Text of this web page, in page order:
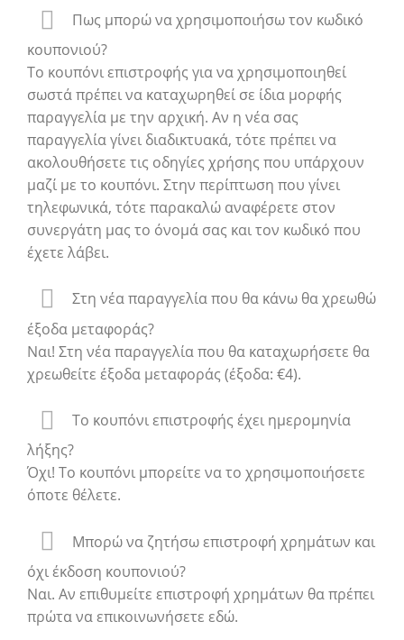
Πως μπορώ να χρησιμοποιήσω τον κωδικό
κουπονιού?
Το κουπόνι επιστροφής για να χρησιμοποιηθεί
σωστά πρέπει να καταχωρηθεί σε ίδια μορφής
παραγγελία με την αρχική. Αν η νέα σας
παραγγελία γίνει διαδικτυακά, τότε πρέπει να
ακολουθήσετε τις οδηγίες χρήσης που υπάρχουν
μαζί με το κουπόνι. Στην περίπτωση που γίνει
τηλεφωνικά, τότε παρακαλώ αναφέρετε στον
συνεργάτη μας το όνομά σας και τον κωδικό που
έχετε λάβει.
Στη νέα παραγγελία που θα κάνω θα χρεωθώ
έξοδα μεταφοράς?
Ναι! Στη νέα παραγγελία που θα καταχωρήσετε θα
χρεωθείτε έξοδα μεταφοράς (έξοδα: €4).
Το κουπόνι επιστροφής έχει ημερομηνία
λήξης?
Όχι! Το κουπόνι μπορείτε να το χρησιμοποιήσετε
όποτε θέλετε.
Μπορώ να ζητήσω επιστροφή χρημάτων και
όχι έκδοση κουπονιού?
Ναι. Αν επιθυμείτε επιστροφή χρημάτων θα πρέπει
πρώτα να επικοινωνήσετε εδώ.